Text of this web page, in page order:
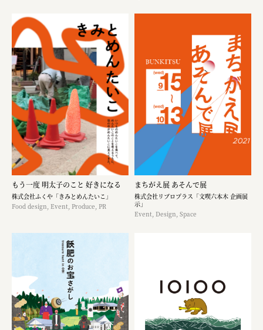
もう一度 明太子のこと 好きになる
株式会社ふくや「きみとめんたいこ」
Food design, Event, Produce, PR
まちがえ展 あそんで展
株式会社リブロプラス「文喫六本木 企画展
示」
Event, Design, Space